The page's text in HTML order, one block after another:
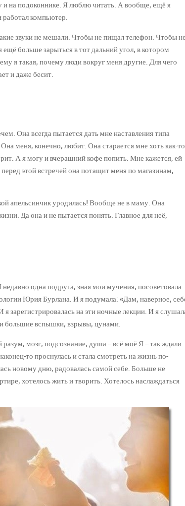
и на подоконнике. Я люблю читать. А вообще, ещё я
компьютер.
звуки не мешали. Чтобы не пищал телефон. Чтобы
ещё больше зарыться в тот дальний угол, в котором
я такая, почему люди вокруг меня другие. Для чего
и даже бесит.
Она всегда пытается дать мне наставления типа
меня, конечно, любит. Она старается мне хоть как-то
А я могу и вчерашний кофе попить. Мне кажется, ей
этой встречей она потащит меня по магазинам,
апельсинчик уродилась! Вообще не в маму. Она
Да она и не пытается понять. Главное для неё,
одна подруга, зная мои мучения, посоветовала
Юрия Бурлана. И я подумала: «Дам, наверное,
зарегистрировалась на эти ночные лекции. И я
большие вспышки, взрывы, цунами.
мозг, подсознание, душа – всё моё Я – так ждали
то проснулась и стала смотреть на жизнь по-
новому дню, радовалась самой себе. Больше не
хотелось жить и творить. Хотелось наслаждаться